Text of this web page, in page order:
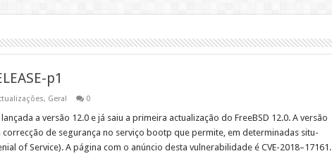
p1
, Geral 0
a ver­são 12.0 e já saiu a primeira actu­al­iza­ção do FreeB­SD 12.0. A ver­são
cor­recção de segu­rança no serviço bootp que per­mite, em deter­mi­nadas situ­
of Ser­vice). A pági­na com o anún­cio des­ta vul­ner­a­bil­i­dade é CVE-2018–17161.